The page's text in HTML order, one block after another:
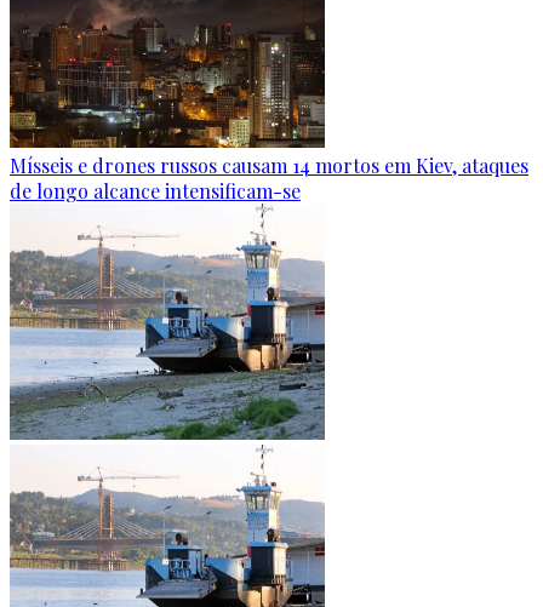
Mísseis e drones russos causam 14 mortos em Kiev, ataques
de longo alcance intensificam-se